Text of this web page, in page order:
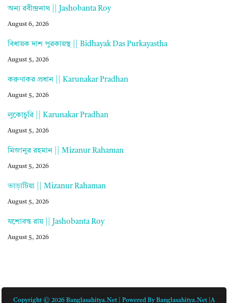
অন্য রবীন্দ্রনাথ || Jashobanta Roy
August 6, 2026
বিধায়ক দাশ পুরকায়স্থ || Bidhayak Das Purkayastha
August 5, 2026
করুণাকর প্রধান || Karunakar Pradhan
August 5, 2026
লুকোচুরি || Karunakar Pradhan
August 5, 2026
মিজানুর রহমান || Mizanur Rahaman
August 5, 2026
ভাড়াটিয়া || Mizanur Rahaman
August 5, 2026
যশোবন্ত রায় || Jashobanta Roy
August 5, 2026
Copyright © 2026 Banglasahitya.net | Powered By Banglasahitya.net |A